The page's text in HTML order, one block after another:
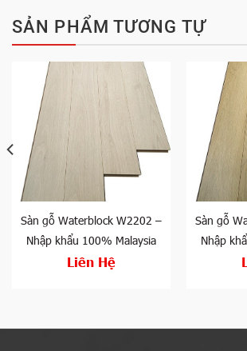
SẢN PHẨM TƯƠNG TỰ
Sàn gỗ Waterblock W2202 –
Nhập khẩu 100% Malaysia
Liên Hệ
Sàn gỗ
Nhập